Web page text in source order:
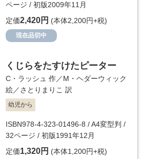
ページ / 初版2009年11月
定価2,420円 (本体2,200円+税)
現在品切中
くじらをたすけたピーター
C・ラッシュ 作／M・ヘダーウィック
絵／さとりまりこ 訳
幼児から
ISBN978-4-323-01496-8 / A4変型判 /
32ページ / 初版1991年12月
定価1,320円 (本体1,200円+税)